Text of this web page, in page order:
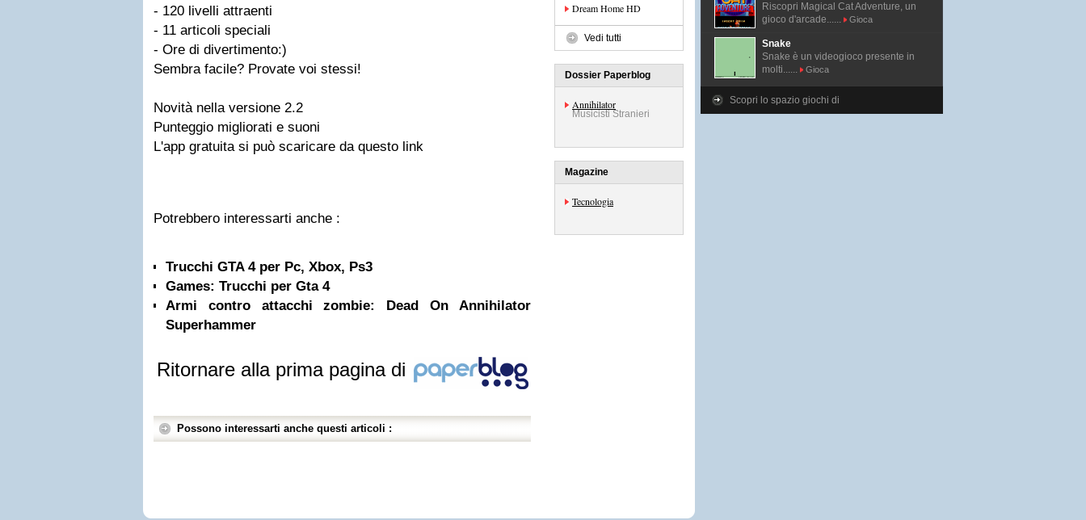
- 120 livelli attraenti
- 11 articoli speciali
- Ore di divertimento:)
Sembra facile? Provate voi stessi!
Novità nella versione 2.2
Punteggio migliorati e suoni
L'app gratuita si può scaricare da questo link
Potrebbero interessarti anche :
Trucchi GTA 4 per Pc, Xbox, Ps3
Games: Trucchi per Gta 4
Armi contro attacchi zombie: Dead On Annihilator
Superhammer
Ritornare alla prima pagina di
Possono interessarti anche questi articoli :
Dream Home HD
Vedi tutti
Dossier Paperblog
Annihilator
Musicisti Stranieri
Magazine
Tecnologia
Riscopri Magical Cat Adventure, un
gioco d'arcade......
Gioca
Snake
Snake è un videogioco presente in
molti......
Gioca
Scopri lo spazio giochi di